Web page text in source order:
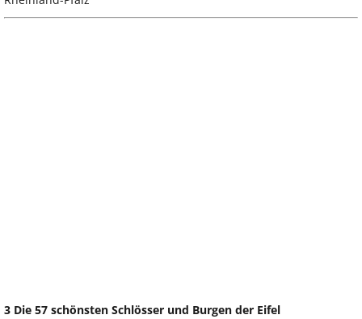
3 Die 57 schönsten Schlösser und Burgen der Eifel